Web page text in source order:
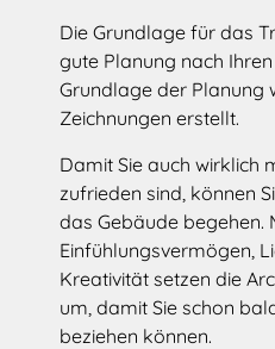
Die Grundlage für das
gute Planung nach
Grundlage der Planung
Zeichnungen erstellt.
Damit Sie auch wirklich
zufrieden sind, können
das Gebäude begehen.
Einfühlungsvermögen,
Kreativität setzen die
um, damit Sie schon
beziehen können.